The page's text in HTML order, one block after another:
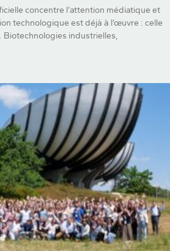
concentre l’attention médiatique et
technologique est déjà à l’œuvre : celle
Biotechnologies industrielles,